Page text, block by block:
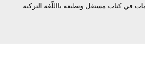
في كتاب مستقل ونطبعه بااللّغة التركية